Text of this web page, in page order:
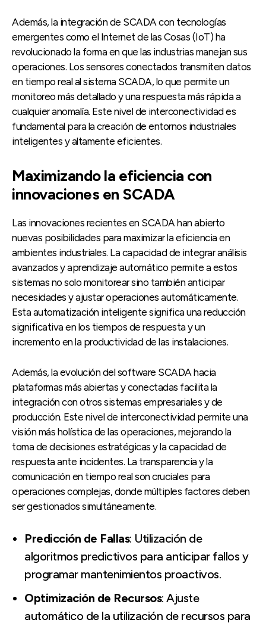
Además, la integración de SCADA con tecnologías
emergentes como el Internet de las Cosas (IoT) ha
revolucionado la forma en que las industrias manejan sus
operaciones. Los sensores conectados transmiten datos
en tiempo real al sistema SCADA, lo que permite un
monitoreo más detallado y una respuesta más rápida a
cualquier anomalía. Este nivel de interconectividad es
fundamental para la creación de entornos industriales
inteligentes y altamente eficientes.
Maximizando la eficiencia con
innovaciones en SCADA
Las innovaciones recientes en SCADA han abierto
nuevas posibilidades para maximizar la eficiencia en
ambientes industriales. La capacidad de integrar análisis
avanzados y aprendizaje automático permite a estos
sistemas no solo monitorear sino también anticipar
necesidades y ajustar operaciones automáticamente.
Esta automatización inteligente significa una reducción
significativa en los tiempos de respuesta y un
incremento en la productividad de las instalaciones.
Además, la evolución del software SCADA hacia
plataformas más abiertas y conectadas facilita la
integración con otros sistemas empresariales y de
producción. Este nivel de interconectividad permite una
visión más holística de las operaciones, mejorando la
toma de decisiones estratégicas y la capacidad de
respuesta ante incidentes. La transparencia y la
comunicación en tiempo real son cruciales para
operaciones complejas, donde múltiples factores deben
ser gestionados simultáneamente.
Predicción de Fallas: Utilización de
algoritmos predictivos para anticipar fallos y
programar mantenimientos proactivos.
Optimización de Recursos: Ajuste
automático de la utilización de recursos para